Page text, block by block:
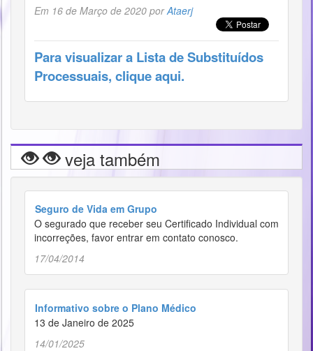
Em 16 de Março de 2020 porAtaerj
Para visualizar a Lista de Substituídos
Processuais, clique aqui.
veja também
Seguro de Vida em Grupo
O segurado que receber seu Certificado Individual com
incorreções, favor entrar em contato conosco.
17/04/2014
Informativo sobre o Plano Médico
13 de Janeiro de 2025
14/01/2025